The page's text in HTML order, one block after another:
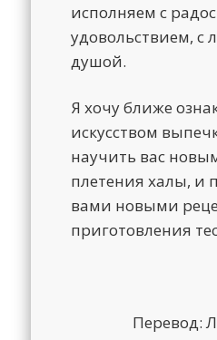
исполняем с
удовольствием, с
душой.
Я хочу ближе
искусством
научить вас
плетения халы, и
вами новыми
приготовления